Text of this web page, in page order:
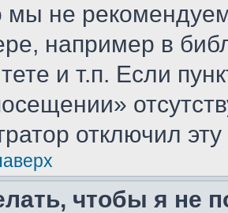
мы не
например в
и т.п. Если
отключил
чтобы я не